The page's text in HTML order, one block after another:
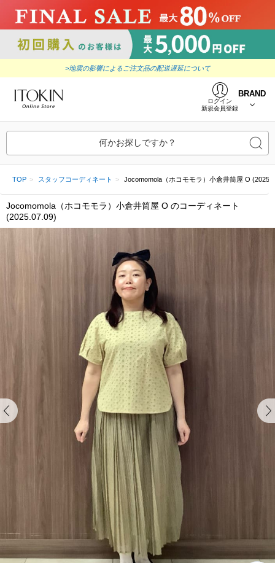
>地震の影響によるご注文品の配送遅延について
ログイン
新規会員登録
BRAND
何かお探しですか？
TOP スタッフコーディネート Jocomomola（ホコモモラ）小倉井筒屋 O
Jocomomola（ホコモモラ）小倉井筒屋 O のコーディネート
(2025.07.09)